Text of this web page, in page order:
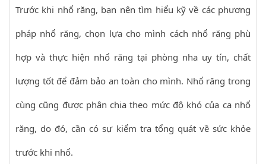
Trước khi nhổ răng, bạn nên tìm hiểu kỹ về các phương
pháp nhổ răng, chọn lựa cho mình cách nhổ răng phù
hợp và thực hiện nhổ răng tại phòng nha uy tín, chất
lượng tốt để đảm bảo an toàn cho mình. Nhổ răng trong
cùng cũng được phân chia theo mức độ khó của ca nhổ
răng, do đó, cần có sự kiểm tra tổng quát về sức khỏe
trước khi nhổ.